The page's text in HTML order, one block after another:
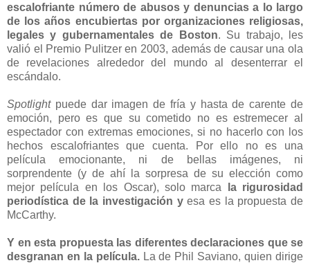
escalofriante número de abusos y denuncias a lo largo
de los años encubiertas por organizaciones religiosas,
legales y gubernamentales de Boston. Su trabajo, les
valió el Premio Pulitzer en 2003, además de causar una ola
de revelaciones alrededor del mundo al desenterrar el
escándalo.
Spotlight puede dar imagen de fría y hasta de carente de
emoción, pero es que su cometido no es estremecer al
espectador con extremas emociones, si no hacerlo con los
hechos escalofriantes que cuenta. Por ello no es una
película emocionante, ni de bellas imágenes, ni
sorprendente (y de ahí la sorpresa de su elección como
mejor película en los Oscar), solo marca
la rigurosidad
periodística de la investigación yesa es la propuesta de
McCarthy.
Y en esta propuesta las diferentes declaraciones que se
desgranan en la película.La de Phil Saviano, quien dirige